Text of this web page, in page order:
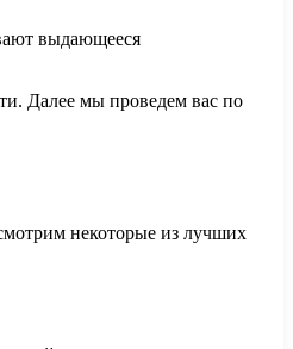
выдающееся
Далее мы проведем вас по
некоторые из лучших